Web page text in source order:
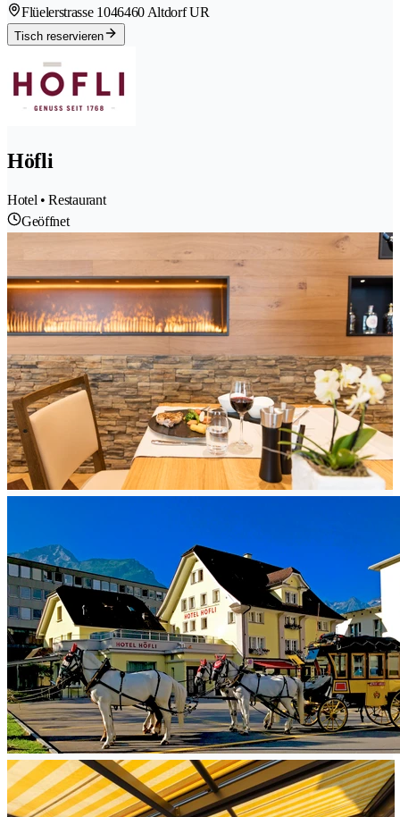
Flüelerstrasse 1046460 Altdorf UR
Tisch reservieren
Höfli
Hotel • Restaurant
Geöffnet